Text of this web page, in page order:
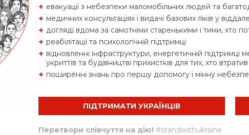
евакуації з небезпеки маломобільних людей та
медичних консультаціях і видачі базових ліків у
догляді вдома за самотніми старенькими і тими, хто
реабілітації та психологічній підтримці
відновленні інфраструктури, енергетичній підтримці
укриттів та будівництві прихистків для тих, хто
поширенні знань про першу допомогу і мінну
ПІДТРИМАТИ УКРАЇНЦІВ
Перетвори співчуття на дію!#standwithukraine